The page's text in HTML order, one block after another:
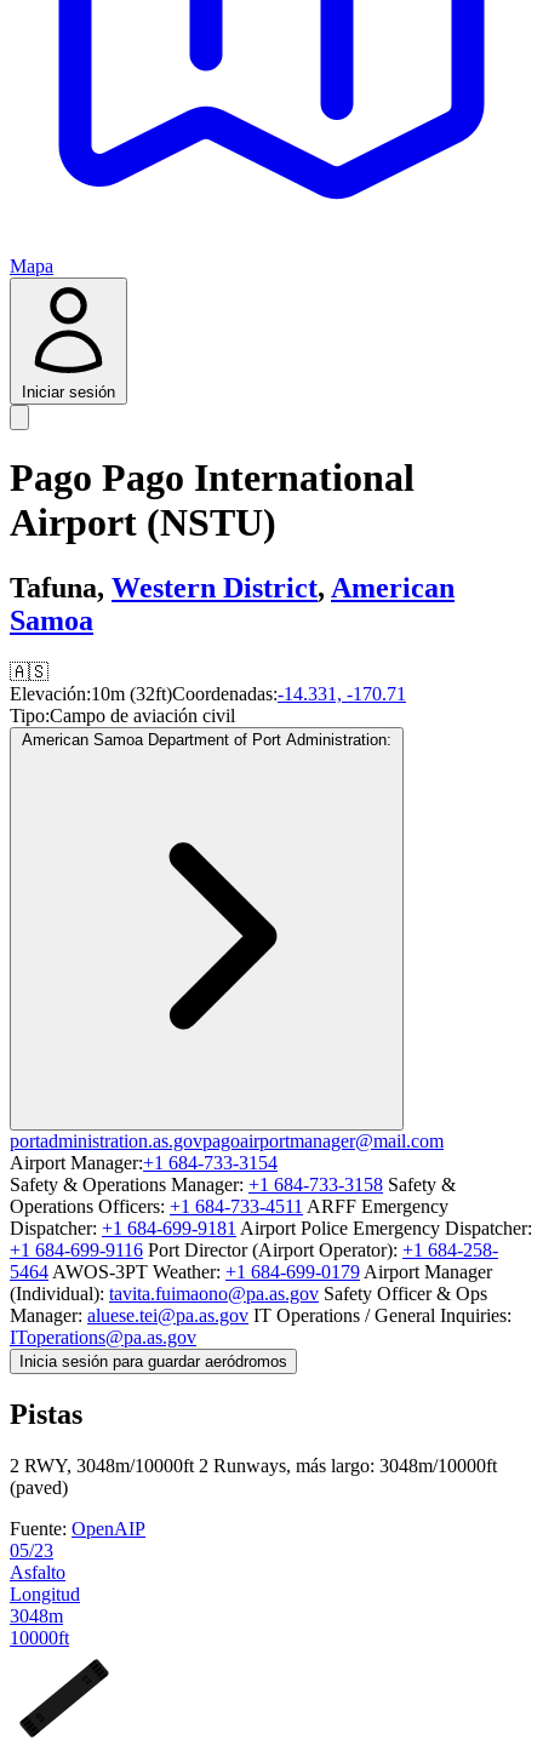
Mapa
Iniciar sesión
Pago Pago International
Airport (NSTU)
Tafuna, Western District, American
Samoa
🇦🇸
Elevación:10m (32ft)Coordenadas:-14.331, -170.71
Tipo:Campo de aviación civil
American Samoa Department of Port Administration:
portadministration.as.govpagoairportmanager@mail.com
Airport Manager:+1 684-733-3154
Safety & Operations Manager: +1 684-733-3158 Safety &
Operations Officers: +1 684-733-4511 ARFF Emergency
Dispatcher: +1 684-699-9181 Airport Police Emergency Dispatcher:
+1 684-699-9116 Port Director (Airport Operator): +1 684-258-
5464 AWOS-3PT Weather: +1 684-699-0179 Airport Manager
(Individual): tavita.fuimaono@pa.as.gov Safety Officer & Ops
Manager: aluese.tei@pa.as.gov IT Operations / General Inquiries:
IToperations@pa.as.gov
Inicia sesión para guardar aeródromos
Pistas
2 RWY, 3048m/10000ft 2 Runways, más largo: 3048m/10000ft
(paved)
Fuente: OpenAIP
05/23
Asfalto
Longitud
3048m
10000ft
05